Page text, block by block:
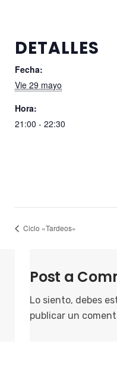
DETALLES
Fecha:
Vie 29 mayo
Hora:
21:00 - 22:30
Ciclo «Tardeos»
Post a
Lo siento, debes
publicar un